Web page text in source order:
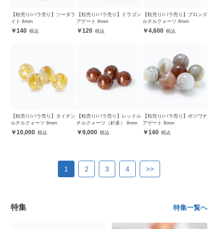
【粒売り/バラ売り】ソーダラ
イト 8mm
140
【粒売り/バラ売り】ドラゴン
アゲート 8mm
120
【粒売り/バラ売り】ブロンズ
ルチルクォーツ 8mm
4,600
【粒売り/バラ売り】タイチン
ルチルクォーツ 8mm
10,000
【粒売り/バラ売り】レッドル
チルクォーツ（針多） 8mm
9,000
【粒売り/バラ売り】ボツワナ
アゲート 8mm
140
1 2 3 4 >>
特集 特集一覧へ